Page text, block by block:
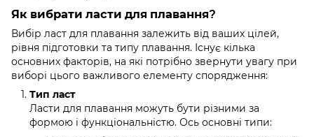
Як вибрати ласти для плавання?
Вибір ласт для плавання залежить від ваших цілей,
рівня підготовки та типу плавання. Існує кілька
основних факторів, на які потрібно звернути увагу при
виборі цього важливого елементу спорядження:
Тип ласт
Ласти для плавання можуть бути різними за
формою і функціональністю. Ось основні типи: